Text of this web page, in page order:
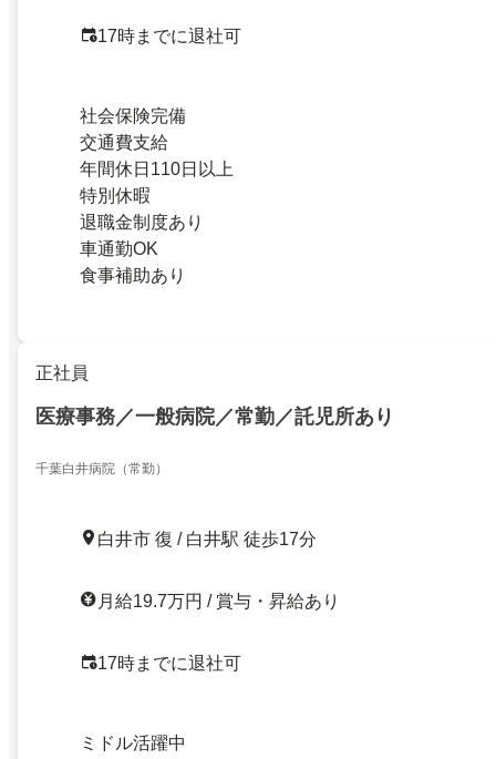
17時までに退社可
社会保険完備
交通費支給
年間休日110日以上
特別休暇
退職金制度あり
車通勤OK
食事補助あり
正社員
医療事務／一般病院／常勤／託児所あり
千葉白井病院（常勤）
白井市 復 / 白井駅 徒歩17分
月給19.7万円 / 賞与・昇給あり
17時までに退社可
ミドル活躍中